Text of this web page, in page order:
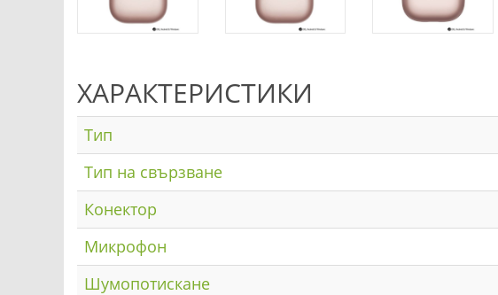
ХАРАКТЕРИСТИКИ
Тип
Тип на свързване
Конектор
Микрофон
Шумопотискане